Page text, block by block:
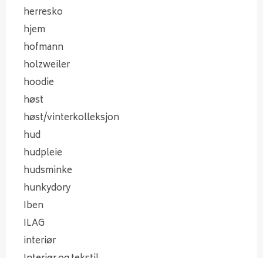
herresko
hjem
hofmann
holzweiler
hoodie
høst
høst/vinterkolleksjon
hud
hudpleie
hudsminke
hunkydory
Iben
ILAG
interiør